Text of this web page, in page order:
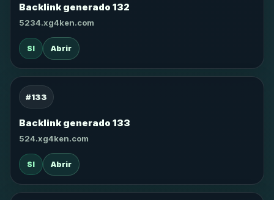
Backlink generado 132
5234.xg4ken.com
SI Abrir
#133
Backlink generado 133
524.xg4ken.com
SI Abrir